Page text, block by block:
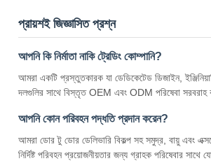
প্রায়শই জিজ্ঞাসিত প্রশ্ন
আপনি কি নির্মাতা নাকি ট্রেডিং কোম্পানি?
আমরা একটি প্রস্তুতকারক যা ডেডিকেটেড ডিজাইন,
দলগুলির সাথে বিস্তৃত OEM এবং ODM পরিষেবা সরবরাহ
আপনি কোন পরিবহন পদ্ধতি প্রদান করেন?
আমরা ডোর টু ডোর ডেলিভারি বিকল্প সহ সমুদ্র, বায়ু এবং
নির্দিষ্ট পরিবহন প্রয়োজনীয়তার জন্য গ্রাহক পরিষেবার সাথে